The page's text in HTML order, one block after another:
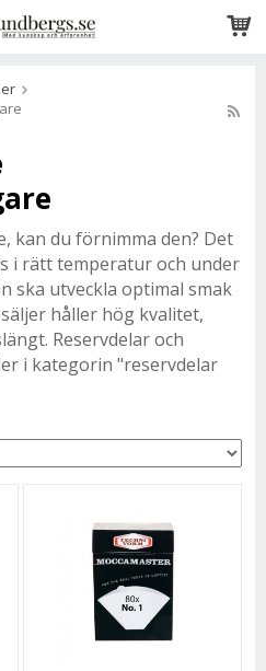
kan du förnimma den? Det
i rätt temperatur och under
ska utveckla optimal smak
håller hög kvalitet,
Reservdelar och
i kategorin "reservdelar